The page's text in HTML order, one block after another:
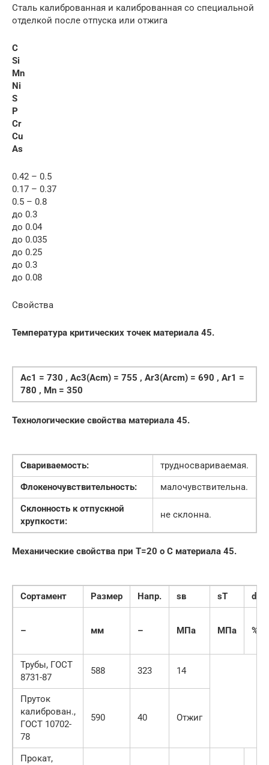
Сталь калиброванная и калиброванная со специальной
отделкой после отпуска или отжига
C
Si
Mn
Ni
S
P
Cr
Cu
As
0.42 – 0.5
0.17 – 0.37
0.5 – 0.8
до 0.3
до 0.04
до 0.035
до 0.25
до 0.3
до 0.08
Свойства
Температура критических точек материала 45.
Ac1 = 730 , Ac3(Acm) = 755 , Ar3(Arcm) = 690 , Ar1 =
780 , Mn = 350
Технологические свойства материала 45.
Свариваемость:
трудносвариваемая.
Флокеночувствительность:
малочувствительна.
Склонность к отпускной
хрупкости:
не склонна.
Механические свойства при Т=20 o С материала 45.
Сортамент Размер Напр. sв sT d5
– мм – МПа МПа %
Трубы, ГОСТ
8731-87
588 323 14
Пруток
калиброван.,
ГОСТ 10702-
78
590 40 Отжиг
Прокат,